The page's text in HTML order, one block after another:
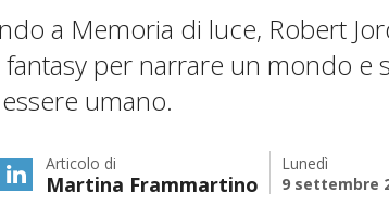
a Memoria di luce, Robert
per narrare un mondo e
umano.
Articolo di
Martina Frammartino
Lunedì
9 settembre